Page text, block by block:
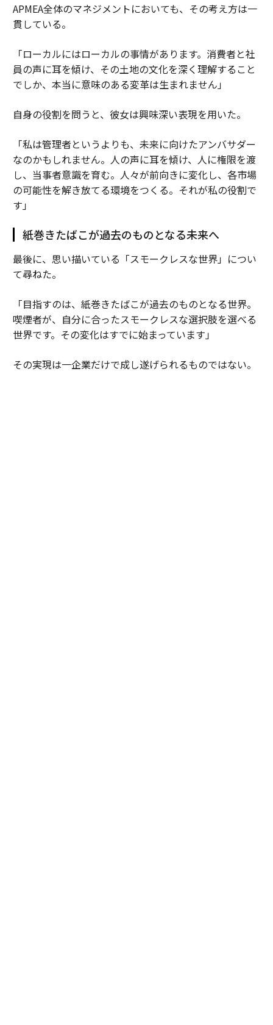
APMEA全体のマネジメントにおいても、その考え方は一
貫している。
「ローカルにはローカルの事情があります。消費者と社
員の声に耳を傾け、その土地の文化を深く理解すること
でしか、本当に意味のある変革は生まれません」
自身の役割を問うと、彼女は興味深い表現を用いた。
「私は管理者というよりも、未来に向けたアンバサダー
なのかもしれません。人の声に耳を傾け、人に権限を渡
し、当事者意識を育む。人々が前向きに変化し、各市場
の可能性を解き放てる環境をつくる。それが私の役割で
す」
紙巻きたばこが過去のものとなる未来へ
最後に、思い描いている「スモークレスな世界」につい
て尋ねた。
「目指すのは、紙巻きたばこが過去のものとなる世界。
喫煙者が、自分に合ったスモークレスな選択肢を選べる
世界です。その変化はすでに始まっています」
その実現は一企業だけで成し遂げられるものではない。